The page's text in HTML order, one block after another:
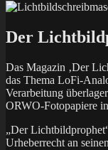
Der
Das Magazin ‚Der
das Thema LoFi-
Verarbeitung
ORWO-Fotopapiere
„Der
Urheberrecht an